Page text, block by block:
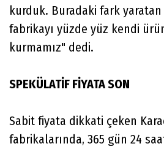
kurduk. Buradaki fark yaratan
fabrikayı yüzde yüz kendi
kurmamız" dedi.
SPEKÜLATİF FİYATA SON
Sabit fiyata dikkati çeken
fabrikalarında, 365 gün 24